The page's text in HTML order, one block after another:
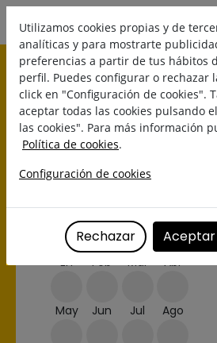
MANZANA KISSABEL
Temporada/Disponibilidad:
En
Feb Mar Abr
May Jun Jul Ago
Utilizamos cookies propias y de
analíticas y para mostrarte
preferencias a partir de tus hábitos
perfil. Puedes configurar o rechazar
click en "Configuración de cookies".
aceptar todas las cookies pulsando
las cookies". Para más información
Política de cookies.
Configuración de cookies
Rechazar Aceptar